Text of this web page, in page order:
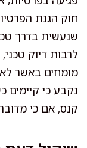
שנעשית בדרך
לרבות דיוק
מומחים באשר
נקבע כי קיימים
קנס, אם כי